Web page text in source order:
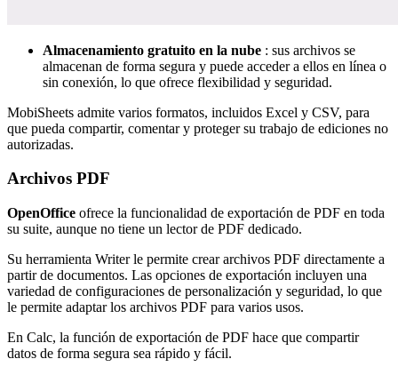
Almacenamiento gratuito en la nube : sus archivos se
almacenan de forma segura y puede acceder a ellos en línea o
sin conexión, lo que ofrece flexibilidad y seguridad.
MobiSheets admite varios formatos, incluidos Excel y CSV, para
que pueda compartir, comentar y proteger su trabajo de ediciones no
autorizadas.
Archivos PDF
OpenOffice ofrece la funcionalidad de exportación de PDF en toda
su suite, aunque no tiene un lector de PDF dedicado.
Su herramienta Writer le permite crear archivos PDF directamente a
partir de documentos. Las opciones de exportación incluyen una
variedad de configuraciones de personalización y seguridad, lo que
le permite adaptar los archivos PDF para varios usos.
En Calc, la función de exportación de PDF hace que compartir
datos de forma segura sea rápido y fácil.